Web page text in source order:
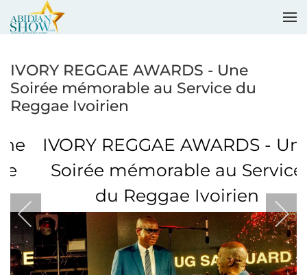
IVORY REGGAE AWARDS - Une
Soirée mémorable au Service du
Reggae Ivoirien
IVORY REGGAE AWARDS - Une
Soirée mémorable au Service
du Reggae Ivoirien